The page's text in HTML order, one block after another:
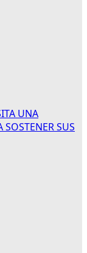
UNA
SOSTENER SUS